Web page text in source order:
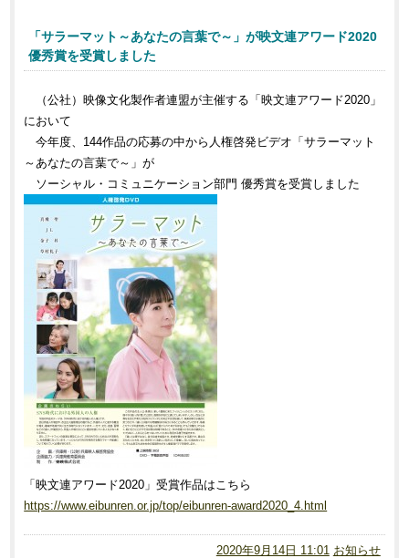
「サラーマット～あなたの言葉で～」が映文連アワード2020
優秀賞を受賞しました
（公社）映像文化製作者連盟が主催する「映文連アワード2020」
において
今年度、144作品の応募の中から人権啓発ビデオ「サラーマット
～あなたの言葉で～」が
ソーシャル・コミュニケーション部門 優秀賞を受賞しました
「映文連アワード2020」受賞作品はこちら
https://www.eibunren.or.jp/top/eibunren-award2020_4.html
2020年9月14日 11:01 お知らせ